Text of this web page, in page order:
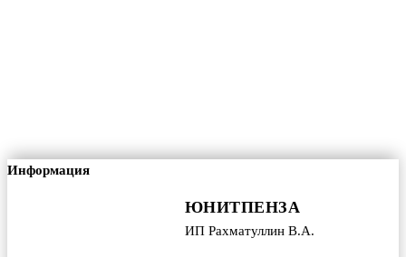
Информация
ЮНИТПЕНЗА
ИП Рахматуллин В.А.